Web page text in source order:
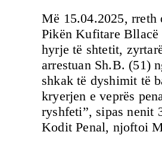
Më 15.04.2025, rreth
Pikën Kufitare Bllacë
hyrje të shtetit,
arrestuan Sh.B. (51)
shkak të dyshimit të
kryerjen e veprës
ryshfeti”, sipas nenit
Kodit Penal, njoftoi